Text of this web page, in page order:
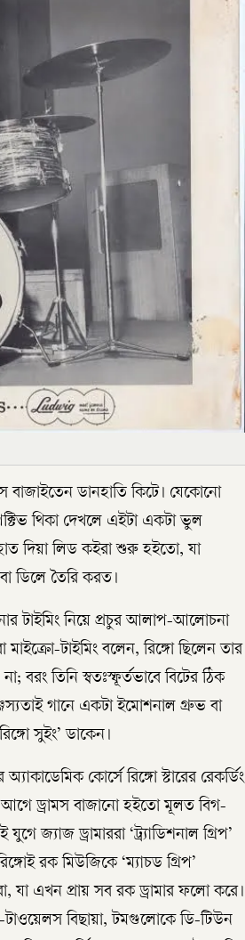
বাজাইতেন ডানহাতি কিটে। যেকোনো
থিকা দেখলে এইটা একটা ভুল
দিয়া লিড কইরা শুরু হইতো, যা
ডিলে তৈরি করত।
টাইমিং নিয়ে প্রচুর আলাপ-আলোচনা
মাইক্রো-টাইমিং বলেন, রিঙ্গো ছিলেন তার
বরং তিনি স্বতঃস্ফূর্তভাবে বিটের ঠিক
গানে একটা ইমোশনাল গ্রুভ বা
সুইং’ ডাকেন।
কোর্সে রিঙ্গো স্টারের রেকর্ডিং
আগে ড্রামস বাজানো হইতো মূলত বিগ-
জ্যাজ ড্রামাররা ‘ট্র্যাডিশনাল গ্রিপ’
রক মিউজিকে ‘ম্যাচড গ্রিপ’
যা এখন প্রায় সব রক ড্রামার ফলো করে।
টাওয়েলস বিছায়া, টমগুলোকে ডি-টিউন